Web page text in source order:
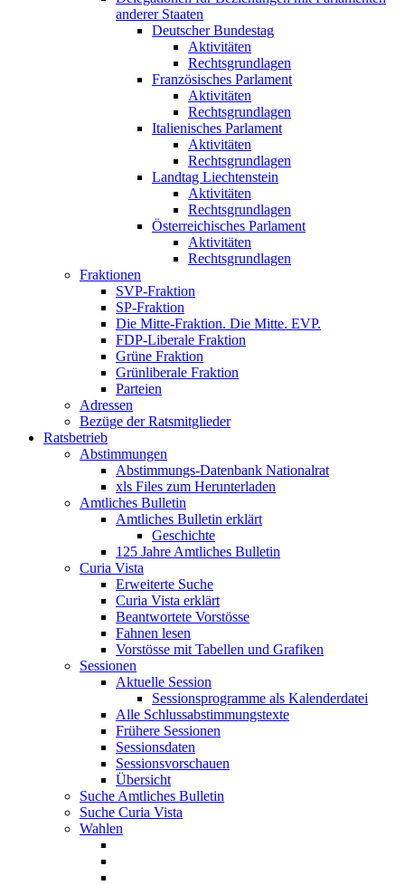
anderer Staaten
Deutscher Bundestag
Aktivitäten
Rechtsgrundlagen
Französisches Parlament
Aktivitäten
Rechtsgrundlagen
Italienisches Parlament
Aktivitäten
Rechtsgrundlagen
Landtag Liechtenstein
Aktivitäten
Rechtsgrundlagen
Österreichisches Parlament
Aktivitäten
Rechtsgrundlagen
Fraktionen
SVP-Fraktion
SP-Fraktion
Die Mitte-Fraktion. Die Mitte. EVP.
FDP-Liberale Fraktion
Grüne Fraktion
Grünliberale Fraktion
Parteien
Adressen
Bezüge der Ratsmitglieder
Ratsbetrieb
Abstimmungen
Abstimmungs-Datenbank Nationalrat
xls Files zum Herunterladen
Amtliches Bulletin
Amtliches Bulletin erklärt
Geschichte
125 Jahre Amtliches Bulletin
Curia Vista
Erweiterte Suche
Curia Vista erklärt
Beantwortete Vorstösse
Fahnen lesen
Vorstösse mit Tabellen und Grafiken
Sessionen
Aktuelle Session
Sessionsprogramme als Kalenderdatei
Alle Schlussabstimmungstexte
Frühere Sessionen
Sessionsdaten
Sessionsvorschauen
Übersicht
Suche Amtliches Bulletin
Suche Curia Vista
Wahlen